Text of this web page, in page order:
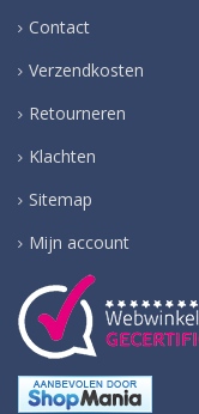
Contact
Verzendkosten
Retourneren
Klachten
Sitemap
Mijn account